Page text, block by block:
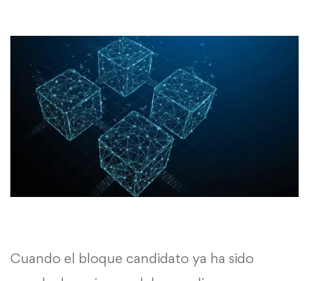
Cuando el bloque candidato ya ha sido